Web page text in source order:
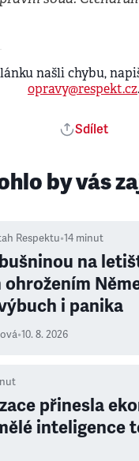
našli chybu,
opravy@respekt.cz.
Sdílet
by vás
Respektu•14 minut
na
i panika
•10. 8. 2026
přinesla
inteligence